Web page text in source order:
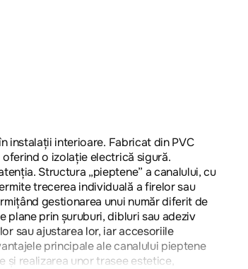
instalații interioare. Fabricat din PVC
o izolație electrică sigură.
Structura „pieptene” a canalului, cu
trecerea individuală a firelor sau
gestionarea unui număr diferit de
plane prin șuruburi, dibluri sau adeziv
sau ajustarea lor, iar accesoriile
principale ale canalului pieptene
realizarea unor trasee estetice,